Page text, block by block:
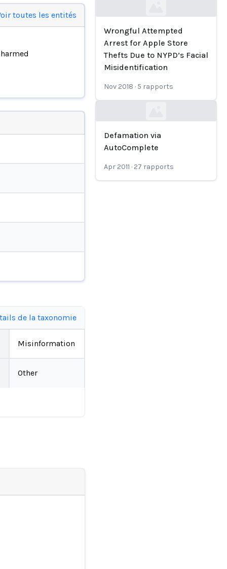
toutes les entités
de la taxonomie
Misinformation
Other
Wrongful Attempted
Arrest for Apple Store
Thefts Due to NYPD’s Facial
Misidentification
Nov 2018 · 5 rapports
Defamation via
AutoComplete
Apr 2011 · 27 rapports